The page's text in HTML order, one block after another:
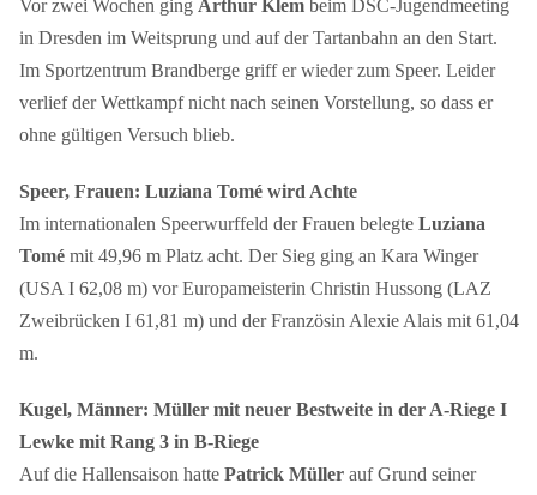
Vor zwei Wochen ging Arthur Klembeim DSC-Jugendmeeting
in Dresden im Weitsprung und auf der Tartanbahn an den Start.
Im Sportzentrum Brandberge griff er wieder zum Speer. Leider
verlief der Wettkampf nicht nach seinen Vorstellung, so dass er
ohne gültigen Versuch blieb.
Speer, Frauen: Luziana Tomé wird Achte
Im internationalen Speerwurffeld der Frauen belegte Luziana
Tomémit 49,96 m Platz acht. Der Sieg ging an Kara Winger
(USA I 62,08 m) vor Europameisterin Christin Hussong (LAZ
Zweibrücken I 61,81 m) und der Französin Alexie Alais mit 61,04
m.
Kugel, Männer: Müller mit neuer Bestweite in der A-Riege I
Lewke mit Rang 3 in B-Riege
Auf die Hallensaison hatte Patrick Müllerauf Grund seiner